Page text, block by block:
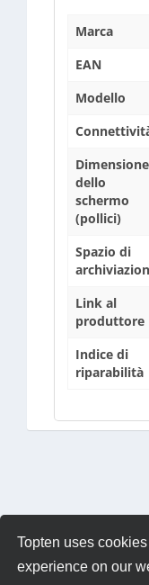
Topten uses
experience on our
Marca
EAN
Modello
Dimensione
dello
schermo
(pollici)
Spazio di
Link al
produttore
Indice di
riparabilità